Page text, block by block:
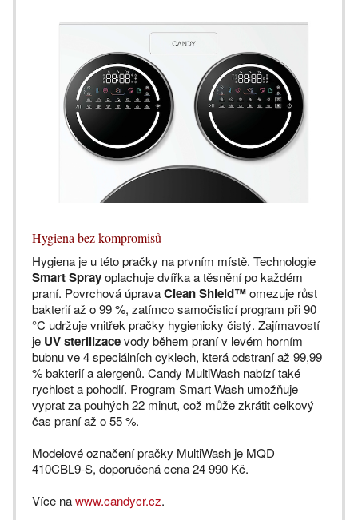
Hygiena bez kompromisů
Hygiena je u této pračky na prvním místě. Technologie
Smart Sprayoplachuje dvířka a těsnění po každém
praní. Povrchová úpravaClean Shield™omezuje růst
bakterií až o 99 %, zatímco samočisticí program při 90
°C udržuje vnitřek pračky hygienicky čistý. Zajímavostí
je UV sterilizacevody během praní v levém horním
bubnu ve 4 speciálních cyklech, která odstraní až 99,99
% bakterií a alergenů. Candy MultiWash nabízí také
rychlost a pohodlí. Program Smart Wash umožňuje
vyprat za pouhých 22 minut, což může zkrátit celkový
čas praní až o 55 %.
Modelové označení pračky MultiWash je MQD
410CBL9-S, doporučená cena 24 990 Kč.
Více nawww.candycr.cz.